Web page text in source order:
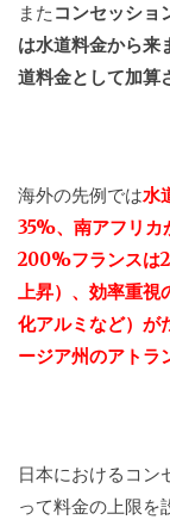
また コンセッショ
は水道料金から来
道料金として加算
海外の先例では水
35%、南アフリ
200%フランスは
上昇）、 効率重視
化アルミなど）が
ージア州のアトラ
日本におけるコン
って料金の上限を